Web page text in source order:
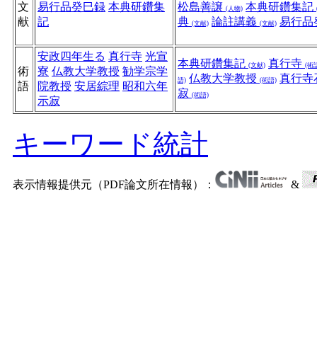
文
献
易行品癸巳録 本典研鑽集
記
松島善譲 (人物) 本典研鑽集記
典 (文献) 論註講義 (文献) 易行
術
語
安政四年生る 真行寺 光宣
寮 仏教大学教授 勧学宗学
院教授 安居綜理 昭和六年
示寂
本典研鑽集記 (文献) 真行寺 (術
語) 仏教大学教授 (術語) 真行
寂 (術語)
キーワード統計
表示情報提供元（PDF論文所在情報）： &